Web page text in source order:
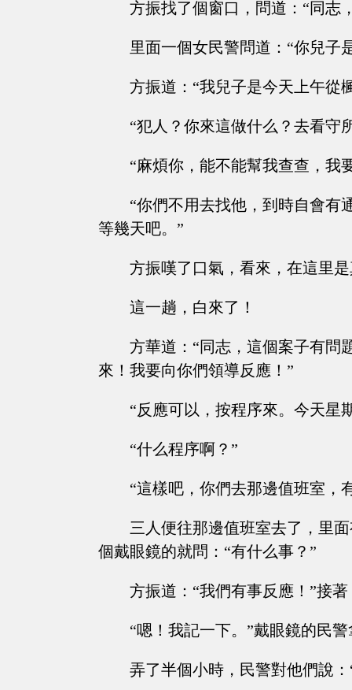
方振找了個窗口，問道：“同志
里面一個女民警問道：“你兒子
方振道：“我兒子是今天上午從
“犯人？你來這做什么？去看守
“麻煩你，能不能幫我查查，我
“你們不用去找他，到時自會有
等幾天吧。”
方振嘆了口氣，看來，在這里
這一趟，白來了！
方華道：“同志，這個案子有問
來！我要向你們領導反應！”
“反應可以，按程序來。今天星
“什么程序啊？”
“這樣吧，你們去那邊值班室，
三人便往那邊值班室去了，里
個戴眼鏡的就問：“有什么事？”
方振道：“我們有事反應！”接
“嗯！我記一下。”戴眼鏡的民
弄了半個小時，民警對他們說